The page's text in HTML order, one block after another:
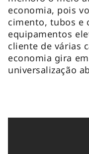
economia, pois
cimento, tubos e
equipamentos
cliente de várias
economia gira
universalização